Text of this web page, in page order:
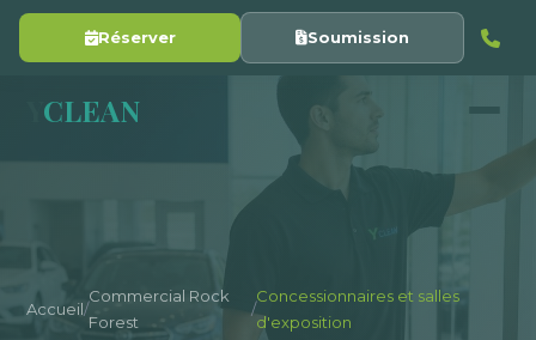
Réserver Soumission
CLEAN
Accueil/
Commercial Rock
Forest
/
Concessionnaires et salles
d'exposition